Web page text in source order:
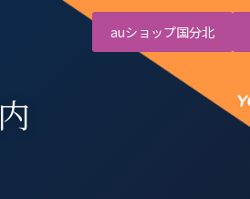
auショップ国分北